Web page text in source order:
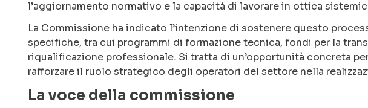
l’aggiornamento normativo e la capacità di lavorare in ottica
La Commissione ha indicato l’intenzione di sostenere questo
specifiche, tra cui programmi di formazione tecnica, fondi per la
riqualificazione professionale. Si tratta di un’opportunità concreta
rafforzare il ruolo strategico degli operatori del settore nella
La voce della commissione